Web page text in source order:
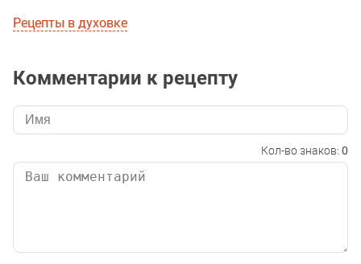
Рецепты в духовке
Комментарии к рецепту
Кол-во знаков: 0